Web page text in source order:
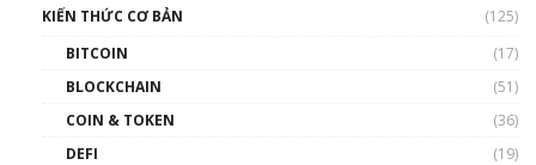
00:43:47
như thể nào?
00:39:31
KIẾN THỨC CƠ BẢN
(125)
BITCOIN
(17)
BLOCKCHAIN
(51)
COIN & TOKEN
(36)
DEFI
(19)